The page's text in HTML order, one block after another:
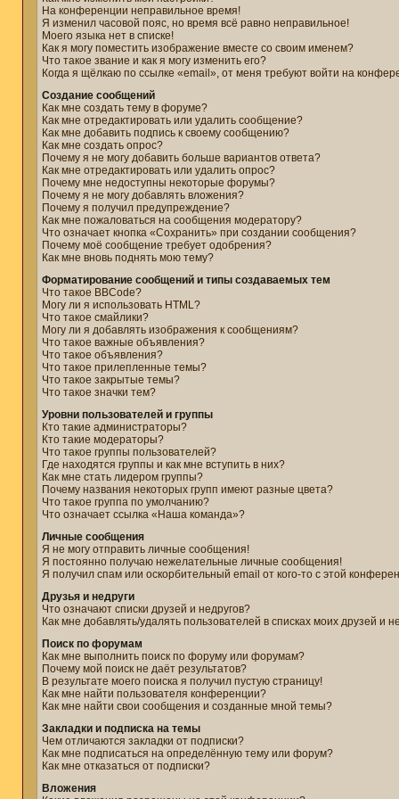
На конференции неправильное время!
Я изменил часовой пояс, но время всё равно неправильное!
Моего языка нет в списке!
Как я могу поместить изображение вместе со своим именем?
Что такое звание и как я могу изменить его?
Когда я щёлкаю по ссылке «email», от меня требуют войти на
Создание сообщений
Как мне создать тему в форуме?
Как мне отредактировать или удалить сообщение?
Как мне добавить подпись к своему сообщению?
Как мне создать опрос?
Почему я не могу добавить больше вариантов ответа?
Как мне отредактировать или удалить опрос?
Почему мне недоступны некоторые форумы?
Почему я не могу добавлять вложения?
Почему я получил предупреждение?
Как мне пожаловаться на сообщения модератору?
Что означает кнопка «Сохранить» при создании сообщения?
Почему моё сообщение требует одобрения?
Как мне вновь поднять мою тему?
Форматирование сообщений и типы создаваемых тем
Что такое BBCode?
Могу ли я использовать HTML?
Что такое смайлики?
Могу ли я добавлять изображения к сообщениям?
Что такое важные объявления?
Что такое объявления?
Что такое прилепленные темы?
Что такое закрытые темы?
Что такое значки тем?
Уровни пользователей и группы
Кто такие администраторы?
Кто такие модераторы?
Что такое группы пользователей?
Где находятся группы и как мне вступить в них?
Как мне стать лидером группы?
Почему названия некоторых групп имеют разные цвета?
Что такое группа по умолчанию?
Что означает ссылка «Наша команда»?
Личные сообщения
Я не могу отправить личные сообщения!
Я постоянно получаю нежелательные личные сообщения!
Я получил спам или оскорбительный email от кого-то с этой
Друзья и недруги
Что означают списки друзей и недругов?
Как мне добавлять/удалять пользователей в списках моих друзей и
Поиск по форумам
Как мне выполнить поиск по форуму или форумам?
Почему мой поиск не даёт результатов?
В результате моего поиска я получил пустую страницу!
Как мне найти пользователя конференции?
Как мне найти свои сообщения и созданные мной темы?
Закладки и подписка на темы
Чем отличаются закладки от подписки?
Как мне подписаться на определённую тему или форум?
Как мне отказаться от подписки?
Вложения